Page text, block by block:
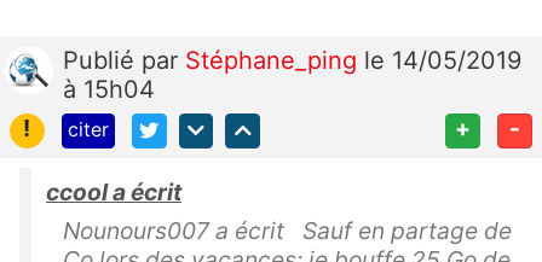
Publié par Stéphane_ping le 14/05/2019
à 15h04
!
citer + -
ccool a écrit
Nounours007 a écrit Sauf en partage de